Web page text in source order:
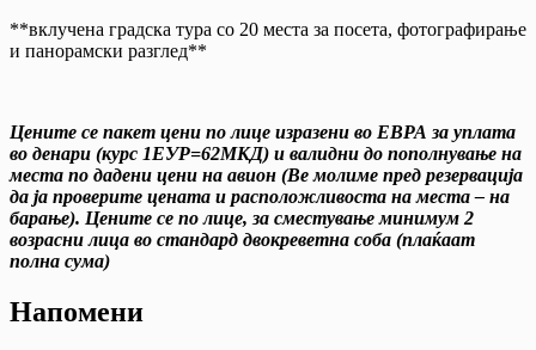
**вклучена градска тура со 20 места за посета, фотографирање
и панорамски разглед**
Цените се пакет цени по лице изразени во ЕВРА за уплата
во денари (курс 1ЕУР=62МКД) и валидни до пополнување на
места по дадени цени на авион (Ве молиме пред резервација
да ја проверите цената и расположливоста на места – на
барање). Цените се по лице, за сместување минимум 2
возрасни лица во стандард двокреветна соба (плаќаат
полна сума)
Напомени